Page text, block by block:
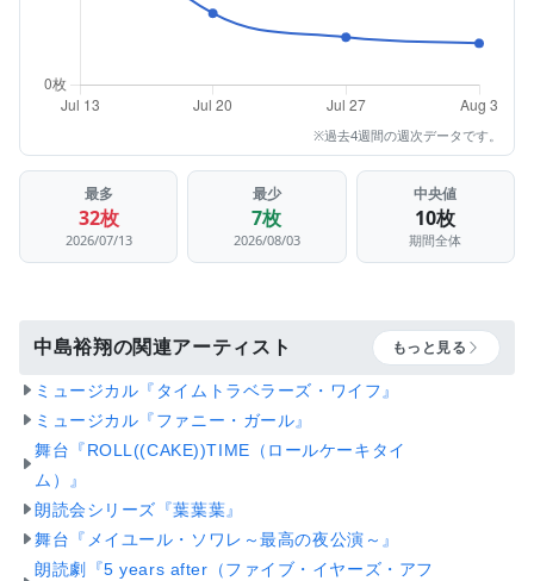
※過去4週間の週次データです。
最多
32枚
2026/07/13
最少
7枚
2026/08/03
中央値
10枚
期間全体
中島裕翔の関連アーティスト もっと見る
ミュージカル『タイムトラベラーズ・ワイフ』
ミュージカル『ファニー・ガール』
舞台『ROLL((CAKE))TIME（ロールケーキタイ
ム）』
朗読会シリーズ『葉葉葉』
舞台『メイユール・ソワレ～最高の夜公演～』
朗読劇『5 years after（ファイブ・イヤーズ・アフ